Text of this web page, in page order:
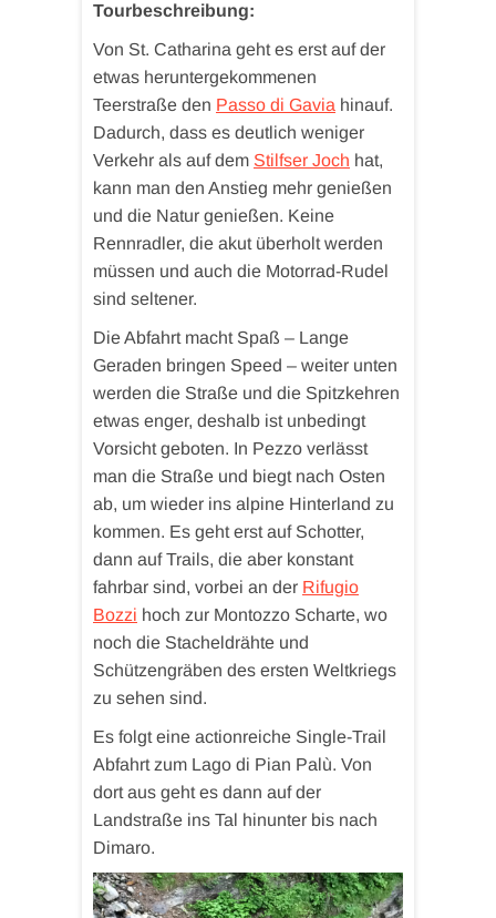
Tourbeschreibung:
Von St. Catharina geht es erst auf der
etwas heruntergekommenen
Teerstraße den Passo di Gavia hinauf.
Dadurch, dass es deutlich weniger
Verkehr als auf dem Stilfser Joch hat,
kann man den Anstieg mehr genießen
und die Natur genießen. Keine
Rennradler, die akut überholt werden
müssen und auch die Motorrad-Rudel
sind seltener.
Die Abfahrt macht Spaß – Lange
Geraden bringen Speed – weiter unten
werden die Straße und die Spitzkehren
etwas enger, deshalb ist unbedingt
Vorsicht geboten. In Pezzo verlässt
man die Straße und biegt nach Osten
ab, um wieder ins alpine Hinterland zu
kommen. Es geht erst auf Schotter,
dann auf Trails, die aber konstant
fahrbar sind, vorbei an der Rifugio
Bozzi hoch zur Montozzo Scharte, wo
noch die Stacheldrähte und
Schützengräben des ersten Weltkriegs
zu sehen sind.
Es folgt eine actionreiche Single-Trail
Abfahrt zum Lago di Pian Palù. Von
dort aus geht es dann auf der
Landstraße ins Tal hinunter bis nach
Dimaro.